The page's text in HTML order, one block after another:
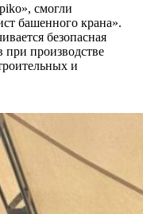
смогли
башенного крана».
безопасная
при производстве
и